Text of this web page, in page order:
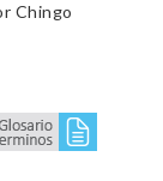
Chingo